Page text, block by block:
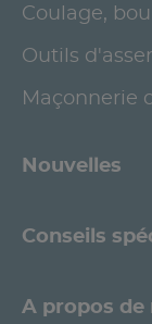
Coulage,
Outils
Maçonnerie
Nouvelles
Conseils
A propos de